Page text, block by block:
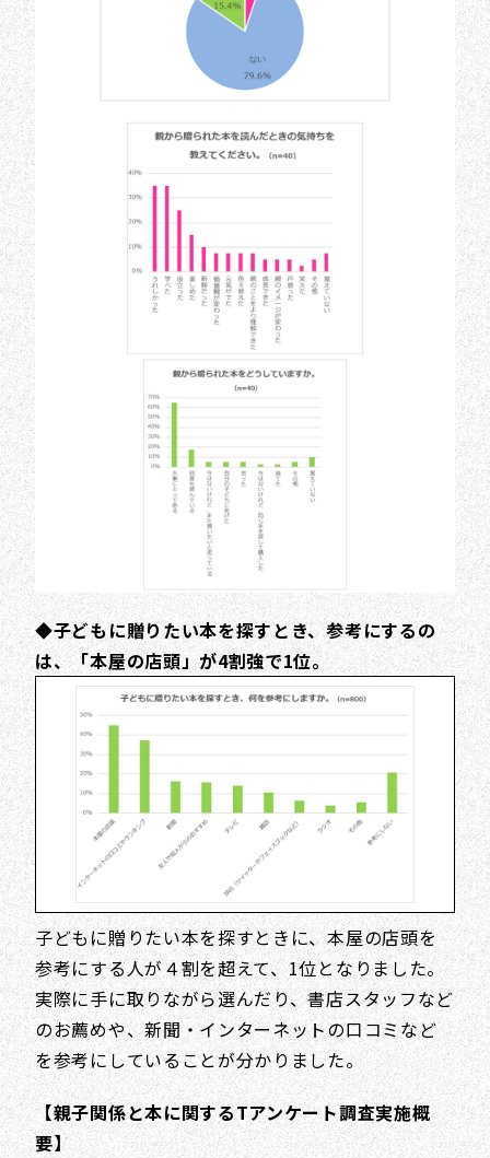
◆子どもに贈りたい本を探すとき、参考にするの
は、「本屋の店頭」が4割強で1位。
子どもに贈りたい本を探すときに、本屋の店頭を
参考にする人が４割を超えて、1位となりました。
実際に手に取りながら選んだり、書店スタッフなど
のお薦めや、新聞・インターネットの口コミなど
を参考にしていることが分かりました。
【親子関係と本に関するTアンケート調査実施概
要】